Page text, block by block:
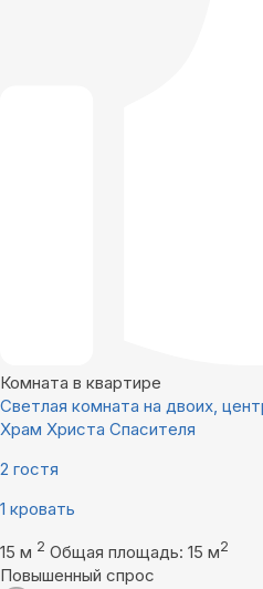
Комната в квартире
Светлая комната на двоих,
Храм Христа Спасителя
2 гостя
1 кровать
15 м 2 Общая площадь: 15 м2
Повышенный спрос